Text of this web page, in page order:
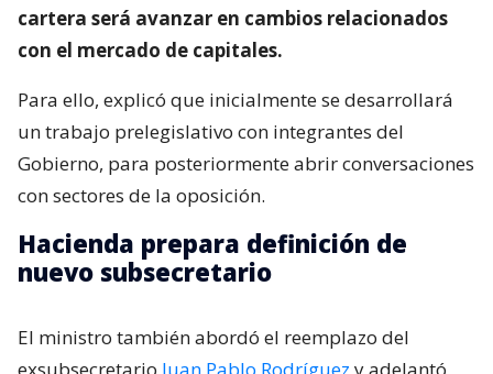
cartera será avanzar en cambios relacionados
con el mercado de capitales.
Para ello, explicó que inicialmente se desarrollará
un trabajo prelegislativo con integrantes del
Gobierno, para posteriormente abrir conversaciones
con sectores de la oposición.
Hacienda prepara definición de
nuevo subsecretario
El ministro también abordó el reemplazo del
exsubsecretario Juan Pablo Rodríguez y adelantó